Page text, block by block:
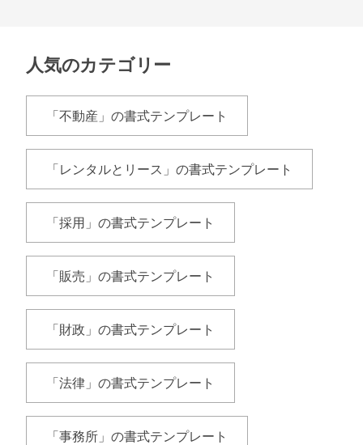
人気のカテゴリー
「不動産」の書式テンプレート
「レンタルとリース」の書式テンプレート
「採用」の書式テンプレート
「販売」の書式テンプレート
「財政」の書式テンプレート
「法律」の書式テンプレート
「事務所」の書式テンプレート